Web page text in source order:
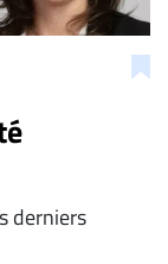
derniers